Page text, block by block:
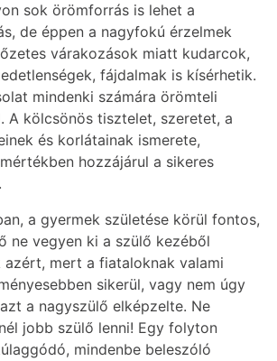
sok örömforrás is lehet a
de éppen a nagyfokú érzelmek
várakozások miatt kudarcok,
fájdalmak is kísérhetik.
mindenki számára örömteli
A kölcsönös tisztelet, szeretet, a
és korlátainak ismerete,
hozzájárul a sikeres
a gyermek születése körül fontos,
ne vegyen ki a szülő kezéből
mert a fiataloknak valami
sikerül, vagy nem úgy
a nagyszülő elképzelte. Ne
jobb szülő lenni! Egy folyton
mindenbe beleszóló